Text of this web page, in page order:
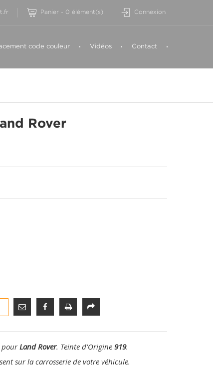
Panier - 0 élément(s) Connexion
code couleur Vidéos Contact
Rover
pourLand Rover. Teinte d'Origine 919.
sur la carrosserie de votre véhicule.